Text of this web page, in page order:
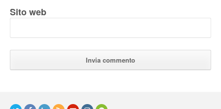
Sito web